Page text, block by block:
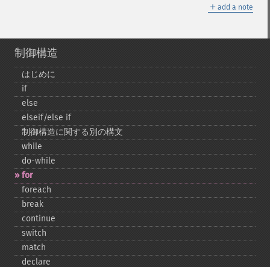
＋ add a note
制御構造
はじめに
if
else
elseif/else if
制御構造に関する別の構文
while
do-​while
for
foreach
break
continue
switch
match
declare